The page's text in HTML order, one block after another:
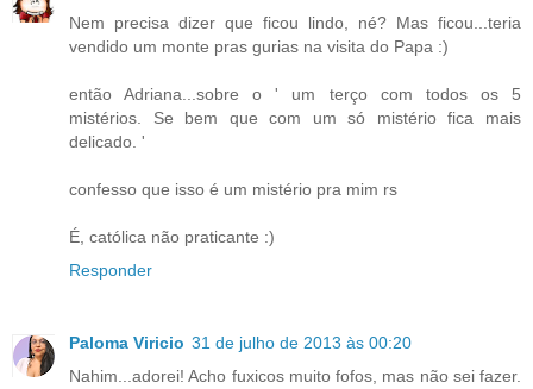
Nem precisa dizer que ficou lindo, né? Mas ficou...teria
vendido um monte pras gurias na visita do Papa :)
então Adriana...sobre o ' um terço com todos os 5
mistérios. Se bem que com um só mistério fica mais
delicado. '
confesso que isso é um mistério pra mim rs
É, católica não praticante :)
Responder
Paloma Viricio 31 de julho de 2013 às 00:20
Nahim...adorei! Acho fuxicos muito fofos, mas não sei fazer.